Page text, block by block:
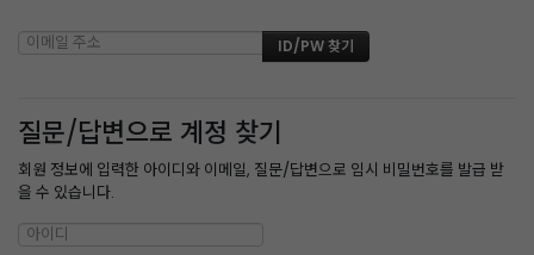
질문/답변으로 계정 찾기
회원 정보에 입력한 아이디와 이메일, 질문/답변으로 임시 비밀번호를 발급 받
을 수 있습니다.